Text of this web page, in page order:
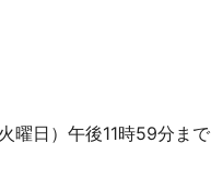
曜日）午後11時59分まで